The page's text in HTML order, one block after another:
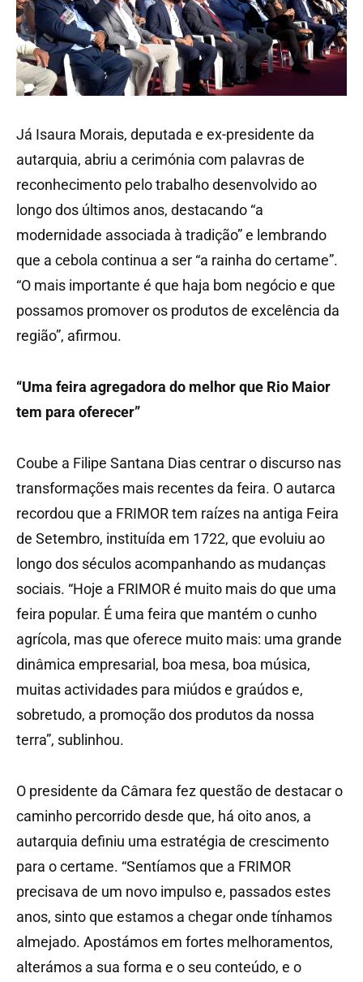
Já Isaura Morais, deputada e ex-presidente da
autarquia, abriu a cerimónia com palavras de
reconhecimento pelo trabalho desenvolvido ao
longo dos últimos anos, destacando “a
modernidade associada à tradição” e lembrando
que a cebola continua a ser “a rainha do certame”.
“O mais importante é que haja bom negócio e que
possamos promover os produtos de excelência da
região”, afirmou.
“Uma feira agregadora do melhor que Rio Maior
tem para oferecer”
Coube a Filipe Santana Dias centrar o discurso nas
transformações mais recentes da feira. O autarca
recordou que a FRIMOR tem raízes na antiga Feira
de Setembro, instituída em 1722, que evoluiu ao
longo dos séculos acompanhando as mudanças
sociais. “Hoje a FRIMOR é muito mais do que uma
feira popular. É uma feira que mantém o cunho
agrícola, mas que oferece muito mais: uma grande
dinâmica empresarial, boa mesa, boa música,
muitas actividades para miúdos e graúdos e,
sobretudo, a promoção dos produtos da nossa
terra”, sublinhou.
O presidente da Câmara fez questão de destacar o
caminho percorrido desde que, há oito anos, a
autarquia definiu uma estratégia de crescimento
para o certame. “Sentíamos que a FRIMOR
precisava de um novo impulso e, passados estes
anos, sinto que estamos a chegar onde tínhamos
almejado. Apostámos em fortes melhoramentos,
alterámos a sua forma e o seu conteúdo, e o